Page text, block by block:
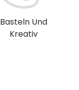
Basteln Und
Kreativ